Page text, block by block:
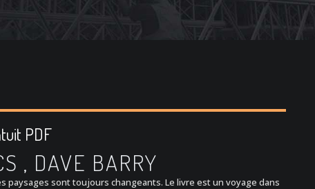
PDF
, DAVE BARRY
paysages sont toujours changeants. Le livre est un voyage dans